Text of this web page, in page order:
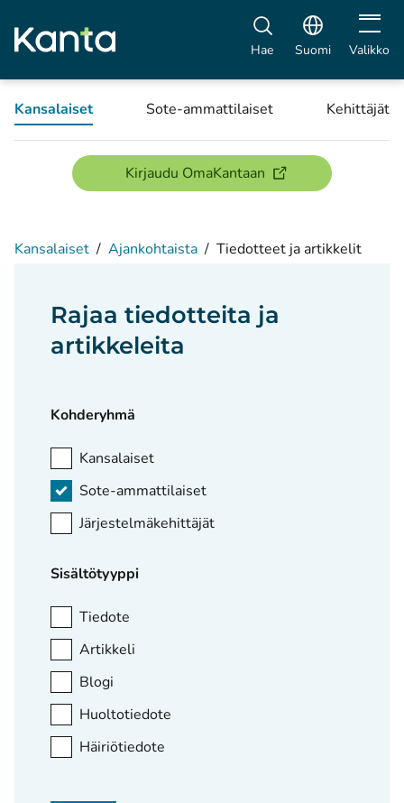
Hae Suomi Avaa
Valikko
Kansalaiset Sote-ammattilaiset Kehittäjät
Kirjaudu OmaKantaan(avautuu uuteen
Kansalaiset / Ajankohtaista / Tiedotteet ja artikkelit
Rajaa tiedotteita ja
artikkeleita
Kohderyhmä
Kansalaiset
Sote-ammattilaiset
Järjestelmäkehittäjät
Sisältötyyppi
Tiedote
Artikkeli
Blogi
Huoltotiedote
Häiriötiedote